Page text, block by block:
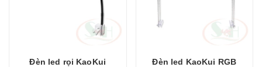
Đèn led rọi KaoKui
Đèn led KaoKui RGB